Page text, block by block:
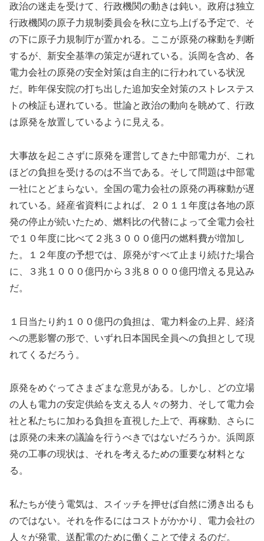
政治の迷走を受けて、行政機関の動きは鈍い。政府は独立
行政機関の原子力規制委員会を秋に立ち上げる予定で、そ
の下に原子力規制庁が置かれる。ここが原発の稼動を判断
するが、新安全基準の策定が遅れている。浜岡を含め、各
電力会社の原発の安全対策は自主的に行われている状況
だ。昨年保安院の打ち出した追加安全対策のストレステス
トの検証も遅れている。世論と政治の動向を眺めて、行政
は原発を放置しているように見える。
大事故を起こさずに原発を運営してきた中部電力が、これ
ほどの負担を受けるのは不当である。そして問題は中部電
一社にとどまらない。全国の電力会社の原発の再稼動が遅
れている。経産省資料によれば、２０１１年度は各地の原
発の停止が続いたため、燃料比の代替によって全電力会社
で１０年度に比べて２兆３０００億円の燃料費が増加し
た。１２年度の予想では、原発がすべて止まり続けた場合
に、３兆１０００億円から３兆８０００億円増える見込み
だ。
１日当たり約１００億円の負担は、電力料金の上昇、経済
への悪影響の形で、いずれ日本国民全員への負担として現
れてくるだろう。
原発をめぐってさまざまな意見がある。しかし、どの立場
の人も電力の安定供給を支える人々の努力、そして電力会
社と私たちに加わる負担を直視した上で、再稼動、さらに
は原発の未来の議論を行うべきではないだろうか。浜岡原
発の工事の現状は、それを考えるための重要な材料とな
る。
私たちが使う電気は、スイッチを押せば自然に湧き出るも
のではない。それを作るにはコストがかかり、電力会社の
人々が発電、送配電のために働くことで使えるのだ。